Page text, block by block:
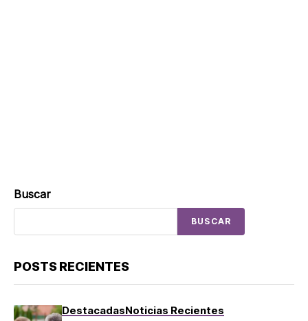
Buscar
BUSCAR
POSTS RECIENTES
DestacadasNoticias Recientes